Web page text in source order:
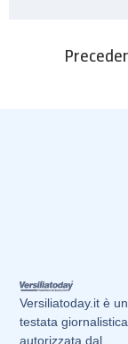
Versiliatoday.it è
testata giornalistica
autorizzata dal